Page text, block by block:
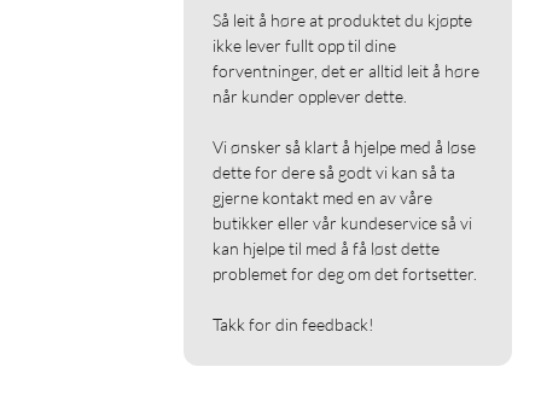
Ladetid, hodetelefoner: opptil 1,5 timer
Ladetid, etui: opptil 2 timer
Lading: 5V DC / 0,5 A (lades med mobillader, selges separat)
Total batteritid: opptil 24 timer (6 t + 18 t med etui)
Standbytid: opptil 90 dager
Så leit å høre at produktet du kjøpte
ikke lever fullt opp til dine
forventninger, det er alltid leit å høre
når kunder opplever dette.
Vi ønsker så klart å hjelpe med å løse
dette for dere så godt vi kan så ta
gjerne kontakt med en av våre
butikker eller vår kundeservice så vi
kan hjelpe til med å få løst dette
problemet for deg om det fortsetter.
Takk for din feedback!